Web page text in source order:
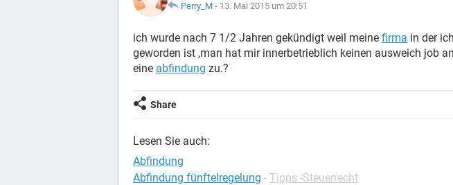
Perry_M - 13. Mai 2015 um 20:51
ich wurde nach 7 1/2 Jahren gekündigt weil meine firma in der
geworden ist ,man hat mir innerbetrieblich keinen ausweich job
eine abfindung zu.?
Share
Lesen Sie auch:
Abfindung
Abfindung fünftelregelung - Tipps -Steuerrecht